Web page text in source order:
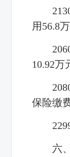
用56.8
10.92万
保险缴
六